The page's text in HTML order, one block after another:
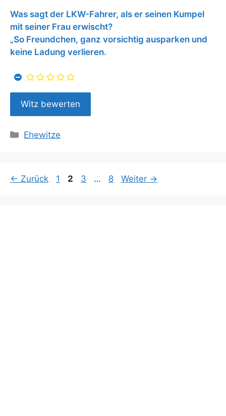
Was sagt der LKW-Fahrer, als er seinen Kumpel
mit seiner Frau erwischt?
„So Freundchen, ganz vorsichtig ausparken und
keine Ladung verlieren.
Kategorien
Ehewitze
← Zurück Seite
1 Seite
2 Seite
3 … Seite
8 Weiter →